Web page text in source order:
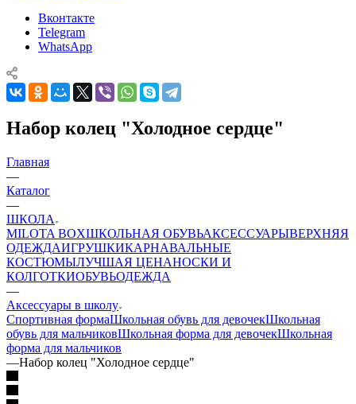
Вконтакте
Telegram
WhatsApp
Набор колец "Холодное сердце"
Главная
—
Каталог
—
ШКОЛА
MILOTA BOXШКОЛЬНАЯ ОБУВЬАКСЕССУАРЫВЕРХНЯЯ
ОДЕЖДАИГРУШКИКАРНАВАЛЬНЫЕ
КОСТЮМЫЛУЧШАЯ ЦЕНАНОСКИ И
КОЛГОТКИОБУВЬОДЕЖДА
—
Аксессуары в школу
Спортивная формаШкольная обувь для девочекШкольная
обувь для мальчиковШкольная форма для девочекШкольная
форма для мальчиков
—Набор колец "Холодное сердце"